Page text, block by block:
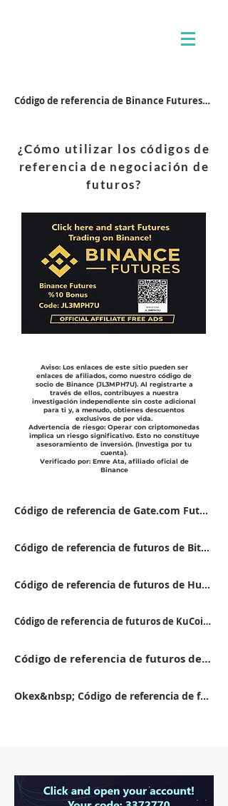
Código de referencia de Binance Futures: JL3MPH7U
¿Cómo utilizar los códigos de
referencia de negociación de
futuros?
Aviso: Los enlaces de este sitio pueden ser
enlaces de afiliados, como nuestro código de
socio de Binance (JL3MPH7U). Al registrarte a
través de ellos, contribuyes a nuestra
investigación independiente sin coste adicional
para ti y, a menudo, obtienes descuentos
exclusivos de por vida.
Advertencia de riesgo: Operar con criptomonedas
implica un riesgo significativo. Esto no constituye
asesoramiento de inversión. (Investiga por tu
cuenta).
Verificado por: Emre Ata, afiliado oficial de
Binance
Código de referencia de Gate.com Futures: VFJDUWXD
Código de referencia de futuros de BitGet FSWU9863
Código de referencia de futuros de Huobi 9RTB4223
Código de referencia de futuros de KuCoin QBSSS8MK
Código de referencia de futuros de Mexc 14FB5
Okex&nbsp; Código de referencia de futuros 11162416